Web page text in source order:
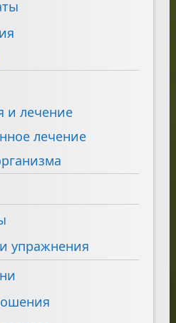
и лечение
лечение
упражнения